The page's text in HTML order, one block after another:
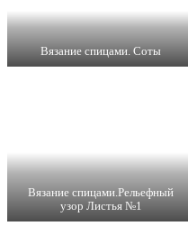
Вязание спицами. Соты
Вязание спицами.Рельефный
узор Листья №1